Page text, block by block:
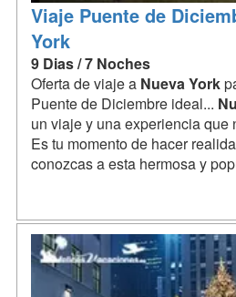
Viaje Puente de
York
9 Dias / 7 Noches
Oferta de viaje a NuevaYork
Puente de Diciembre ideal...
un viaje y una experiencia que
Es tu momento de hacer
conozcas a esta hermosa y